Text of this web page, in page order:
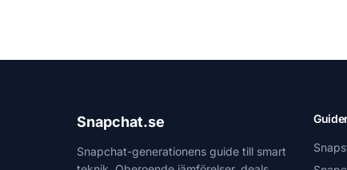
Snapchat.se
Snapchat-generationens guide till smart